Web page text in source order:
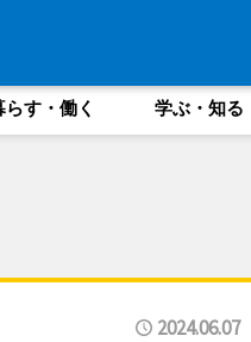
らす・働く 学ぶ・知る
2024.06.07